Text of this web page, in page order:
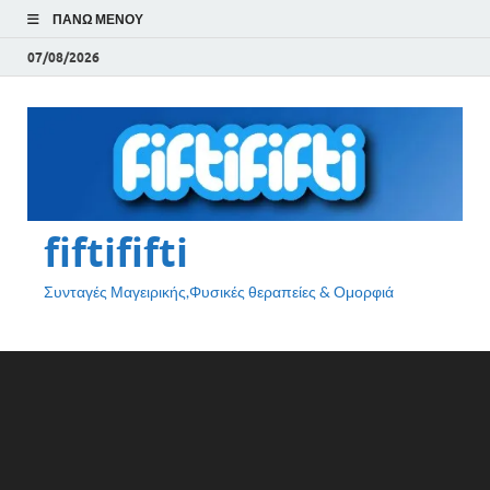
ΠΆΝΩ ΜΕΝΟΎ
07/08/2026
fiftififti
Συνταγές Μαγειρικής,Φυσικές θεραπείες & Ομορφιά